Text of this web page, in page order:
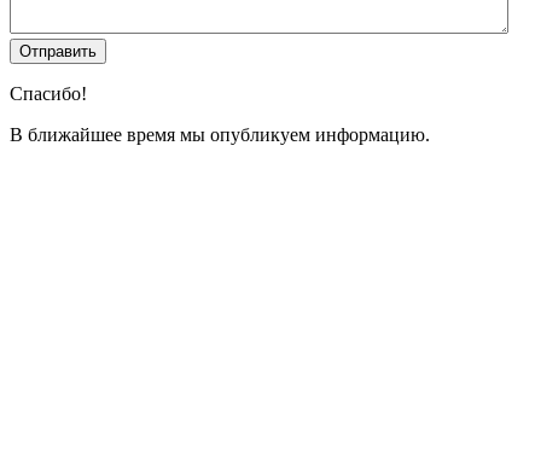
Спасибо!
В ближайшее время мы опубликуем информацию.